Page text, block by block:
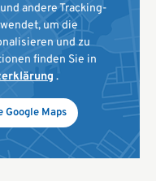
andere Tracking-
um die
und zu
finden Sie in
.
Google Maps